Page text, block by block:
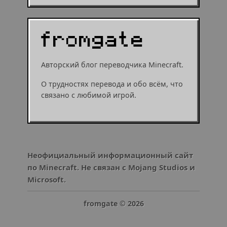
Авторский блог переводчика Minecraft.
О трудностях перевода и обо всём, что
связано с любимой игрой.
Неофициальный информационный сайт
по Minecraft. Не связан с Mojang Studios и
Microsoft.
fromgate © 2026